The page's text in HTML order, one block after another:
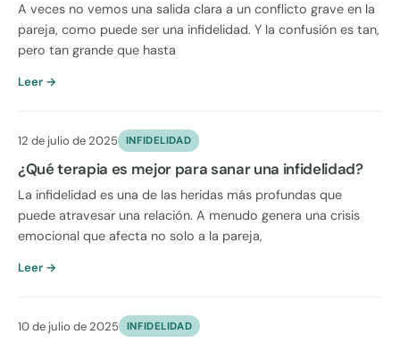
A veces no vemos una salida clara a un conflicto grave en la
pareja, como puede ser una infidelidad. Y la confusión es tan,
pero tan grande que hasta
Leer →
12 de julio de 2025 INFIDELIDAD
¿Qué terapia es mejor para sanar una infidelidad?
La infidelidad es una de las heridas más profundas que
puede atravesar una relación. A menudo genera una crisis
emocional que afecta no solo a la pareja,
Leer →
10 de julio de 2025 INFIDELIDAD